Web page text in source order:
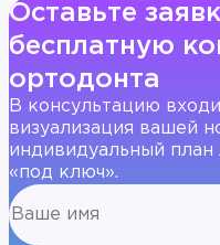
Оставьте
бесплатную
ортодонта
В консультацию
визуализация вашей
индивидуальный план
«под ключ».